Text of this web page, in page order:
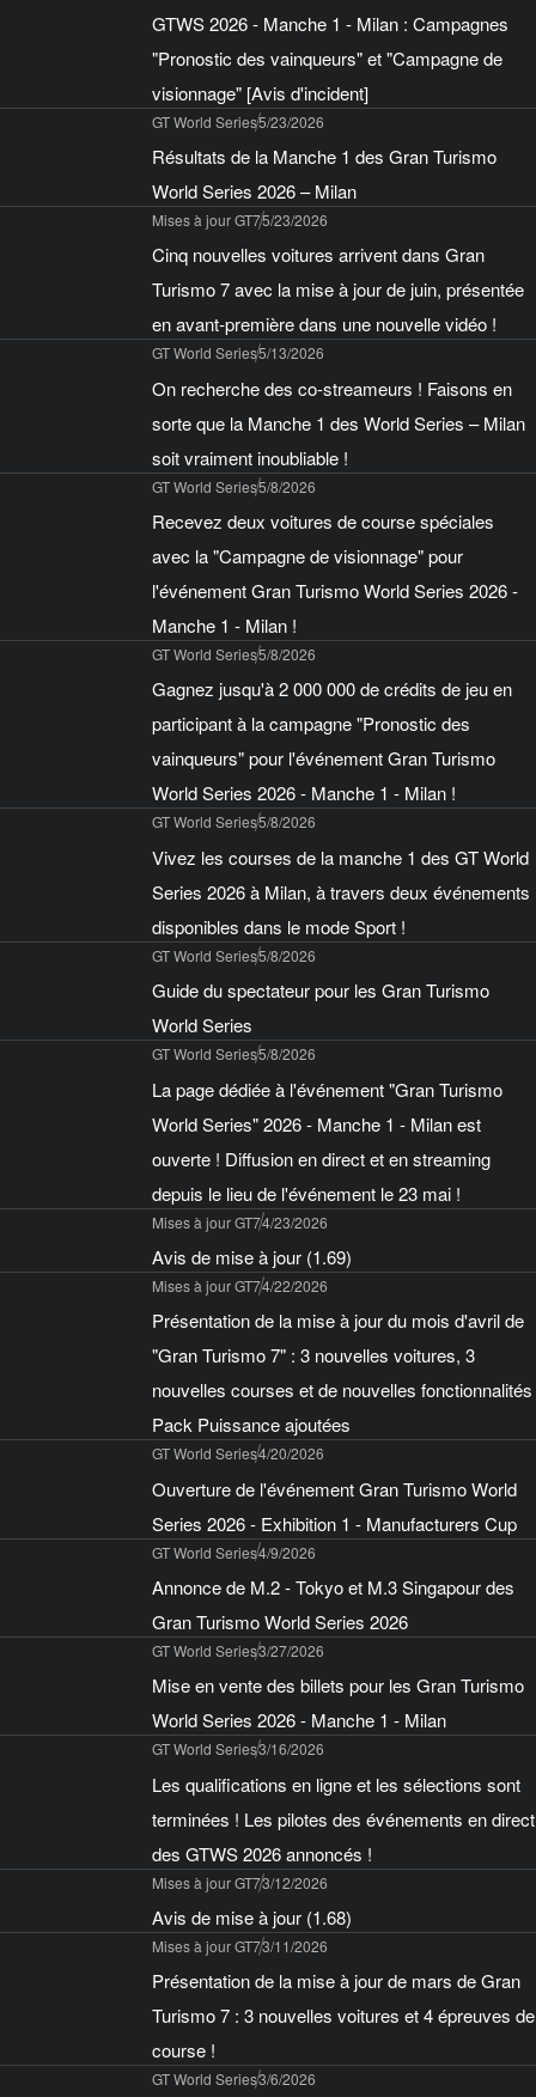
GTWS 2026 - Manche 1 - Milan : Campagnes
"Pronostic des vainqueurs" et "Campagne de
visionnage" [Avis d'incident]
GT World Series5/23/2026
Résultats de la Manche 1 des Gran Turismo
World Series 2026 – Milan
Mises à jour GT75/23/2026
Cinq nouvelles voitures arrivent dans Gran
Turismo 7 avec la mise à jour de juin, présentée
en avant-première dans une nouvelle vidéo !
GT World Series5/13/2026
On recherche des co-streameurs ! Faisons en
sorte que la Manche 1 des World Series – Milan
soit vraiment inoubliable !
GT World Series5/8/2026
Recevez deux voitures de course spéciales
avec la "Campagne de visionnage" pour
l'événement Gran Turismo World Series 2026 -
Manche 1 - Milan !
GT World Series5/8/2026
Gagnez jusqu'à 2 000 000 de crédits de jeu en
participant à la campagne "Pronostic des
vainqueurs" pour l'événement Gran Turismo
World Series 2026 - Manche 1 - Milan !
GT World Series5/8/2026
Vivez les courses de la manche 1 des GT World
Series 2026 à Milan, à travers deux événements
disponibles dans le mode Sport !
GT World Series5/8/2026
Guide du spectateur pour les Gran Turismo
World Series
GT World Series5/8/2026
La page dédiée à l'événement "Gran Turismo
World Series" 2026 - Manche 1 - Milan est
ouverte ! Diffusion en direct et en streaming
depuis le lieu de l'événement le 23 mai !
Mises à jour GT74/23/2026
Avis de mise à jour (1.69)
Mises à jour GT74/22/2026
Présentation de la mise à jour du mois d'avril de
"Gran Turismo 7" : 3 nouvelles voitures, 3
nouvelles courses et de nouvelles fonctionnalités
Pack Puissance ajoutées
GT World Series4/20/2026
Ouverture de l'événement Gran Turismo World
Series 2026 - Exhibition 1 - Manufacturers Cup
GT World Series4/9/2026
Annonce de M.2 - Tokyo et M.3 Singapour des
Gran Turismo World Series 2026
GT World Series3/27/2026
Mise en vente des billets pour les Gran Turismo
World Series 2026 - Manche 1 - Milan
GT World Series3/16/2026
Les qualifications en ligne et les sélections sont
terminées ! Les pilotes des événements en direct
des GTWS 2026 annoncés !
Mises à jour GT73/12/2026
Avis de mise à jour (1.68)
Mises à jour GT73/11/2026
Présentation de la mise à jour de mars de Gran
Turismo 7 : 3 nouvelles voitures et 4 épreuves de
course !
GT World Series3/6/2026